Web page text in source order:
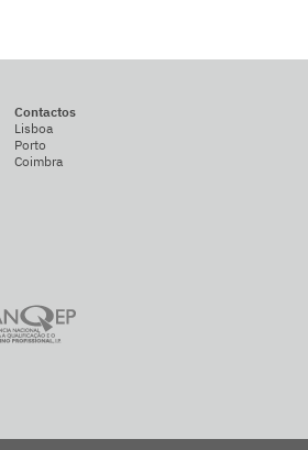
Contactos
Lisboa
Porto
Coimbra